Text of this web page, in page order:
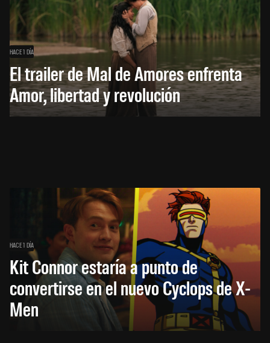
HACE 1 DÍA
El trailer de Mal de Amores enfrenta
Amor, libertad y revolución
HACE 1 DÍA
Kit Connor estaría a punto de
convertirse en el nuevo Cyclops de X-
Men